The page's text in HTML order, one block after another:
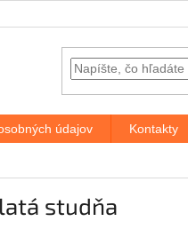
údajov Kontakty
studňa